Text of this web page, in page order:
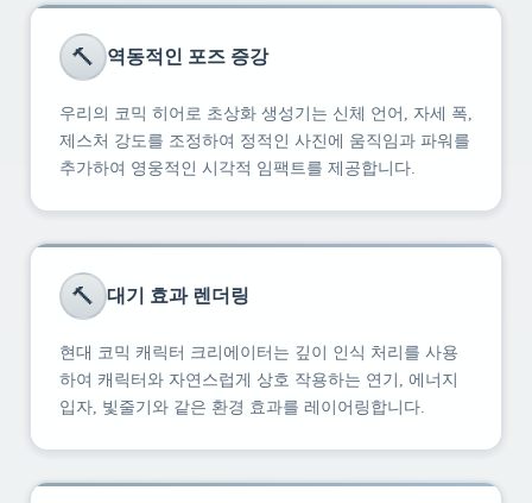
🔨 역동적인 포즈 증강
우리의 코믹 히어로 초상화 생성기는 신체 언어, 자세 폭,
제스처 강도를 조정하여 정적인 사진에 움직임과 파워를
추가하여 영웅적인 시각적 임팩트를 제공합니다.
🔨 대기 효과 렌더링
현대 코믹 캐릭터 크리에이터는 깊이 인식 처리를 사용
하여 캐릭터와 자연스럽게 상호 작용하는 연기, 에너지
입자, 빛줄기와 같은 환경 효과를 레이어링합니다.